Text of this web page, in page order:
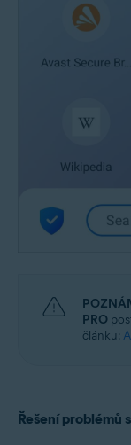
PRO
článku:
Řešení problémů